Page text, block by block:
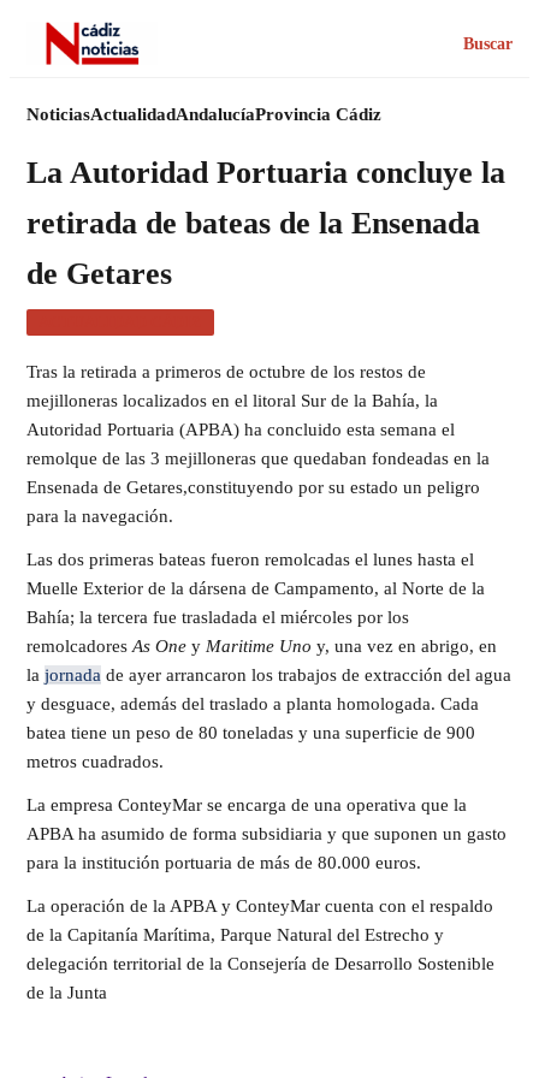
Buscar
NoticiasActualidadAndalucíaProvincia Cádiz
La Autoridad Portuaria concluye la
retirada de bateas de la Ensenada
de Getares
Tras la retirada a primeros de octubre de los restos de
mejilloneras localizados en el litoral Sur de la Bahía, la
Autoridad Portuaria (APBA) ha concluido esta semana el
remolque de las 3 mejilloneras que quedaban fondeadas en la
Ensenada de Getares,constituyendo por su estado un peligro
para la navegación.
Las dos primeras bateas fueron remolcadas el lunes hasta el
Muelle Exterior de la dársena de Campamento, al Norte de la
Bahía; la tercera fue trasladada el miércoles por los
remolcadores As One y Maritime Uno y, una vez en abrigo, en
la jornada de ayer arrancaron los trabajos de extracción del agua
y desguace, además del traslado a planta homologada. Cada
batea tiene un peso de 80 toneladas y una superficie de 900
metros cuadrados.
La empresa ConteyMar se encarga de una operativa que la
APBA ha asumido de forma subsidiaria y que suponen un gasto
para la institución portuaria de más de 80.000 euros.
La operación de la APBA y ConteyMar cuenta con el respaldo
de la Capitanía Marítima, Parque Natural del Estrecho y
delegación territorial de la Consejería de Desarrollo Sostenible
de la Junta